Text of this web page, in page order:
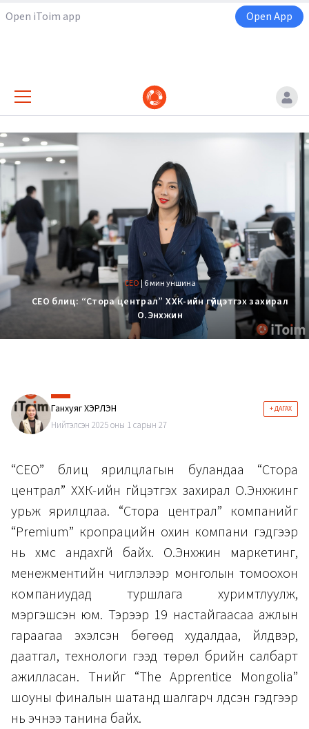
Open iToim app Open App
CEO|6 мин уншина
CEO блиц: “Стора централ” ХХК-ийн гүйцэтгэх захирал
О.Энхжин
Ганхуяг ХЭРЛЭН + ДАГАХ
Нийтэлсэн 2025 оны 1 сарын 27
“CEO” блиц ярилцлагын буландаа “Стора
централ” ХХК-ийн гүйцэтгэх захирал О.Энхжинг
урьж ярилцлаа. “Стора централ” компанийг
“Premium” кропрацийн охин компани гэдгээр
нь хүмүүс андахгүй байх. О.Энхжин маркетинг,
менежментийн чиглэлээр монголын томоохон
компаниудад туршлага хуримтлуулж,
мэргэшсэн юм. Тэрээр 19 настайгаасаа ажлын
гараагаа эхэлсэн бөгөөд худалдаа, үйлдвэр,
даатгал, технологи гээд төрөл бүрийн салбарт
ажилласан. Түүнийг “The Apprentice Mongolia”
шоуны финалын шатанд шалгарч үлдсэн гэдгээр
нь эчнээ танина байх.